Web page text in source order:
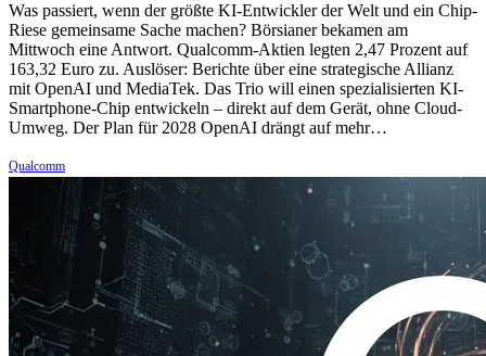
Was passiert, wenn der größte KI-Entwickler der Welt und ein Chip-
Riese gemeinsame Sache machen? Börsianer bekamen am
Mittwoch eine Antwort. Qualcomm-Aktien legten 2,47 Prozent auf
163,32 Euro zu. Auslöser: Berichte über eine strategische Allianz
mit OpenAI und MediaTek. Das Trio will einen spezialisierten KI-
Smartphone-Chip entwickeln – direkt auf dem Gerät, ohne Cloud-
Umweg. Der Plan für 2028 OpenAI drängt auf mehr…
Qualcomm